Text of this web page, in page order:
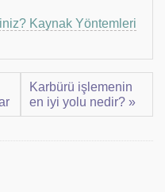
Kaynak Yöntemleri
Karbürü işlemenin
en iyi yolu nedir? »